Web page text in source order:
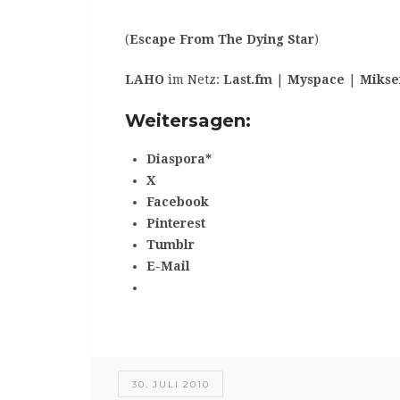
(Escape From The Dying Star)
LAHOim Netz: Last.fm| Myspace
Weitersagen:
Diaspora*
X
Facebook
Pinterest
Tumblr
E-Mail
30. JULI 2010